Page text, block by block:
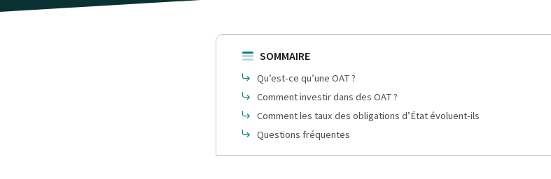
SOMMAIRE
Qu’est-ce qu’une OAT ?
Comment investir dans des OAT ?
Comment les taux des obligations d’État évoluent-ils
Questions fréquentes